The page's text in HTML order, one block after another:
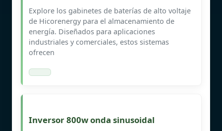
Explore los gabinetes de baterías de alto voltaje
de Hicorenergy para el almacenamiento de
energía. Diseñados para aplicaciones
industriales y comerciales, estos sistemas
ofrecen
Inversor 800w onda sinusoidal